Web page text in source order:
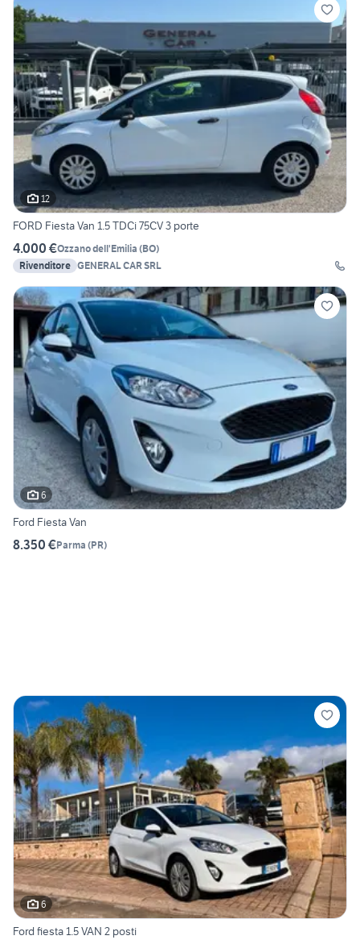
12
FORD Fiesta Van 1.5 TDCi 75CV 3 porte
4.000 €Ozzano dell'Emilia (BO)
Rivenditore GENERAL CAR SRL
6
Ford Fiesta Van
8.350 €Parma (PR)
6
Ford fiesta 1.5 VAN 2 posti